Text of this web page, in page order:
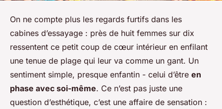
On ne compte plus les regards furtifs dans les
cabines d’essayage : près de huit femmes sur dix
ressentent ce petit coup de cœur intérieur en enfilant
une tenue de plage qui leur va comme un gant. Un
sentiment simple, presque enfantin - celui d’être en
phase avec soi-même. Ce n’est pas juste une
question d’esthétique, c’est une affaire de sensation :